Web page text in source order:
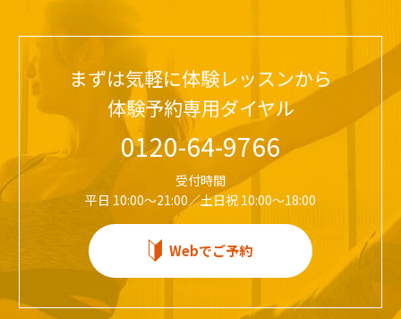
まずは気軽に体験レッスンから
体験予約専用ダイヤル
0120-64-9766
受付時間
平日 10:00～21:00／土日祝 10:00～18:00
Webでご予約